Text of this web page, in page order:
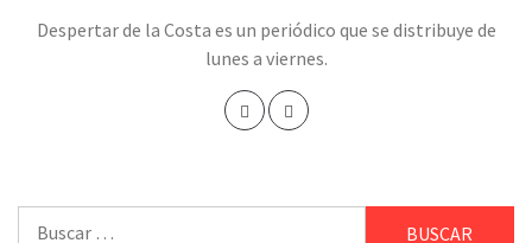
Despertar de la Costa es un periódico que se distribuye de
lunes a viernes.